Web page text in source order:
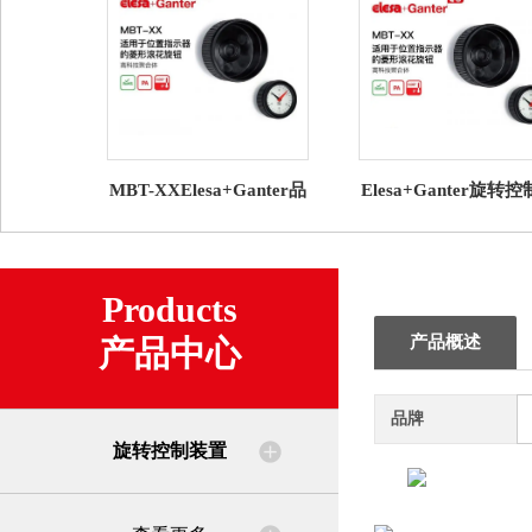
MBT-XXElesa+Ganter品
用于重力式位置显示器
Elesa+Ganter旋转控
式指示器
Products
产品中心
旋转控制装置
产品概述
品牌